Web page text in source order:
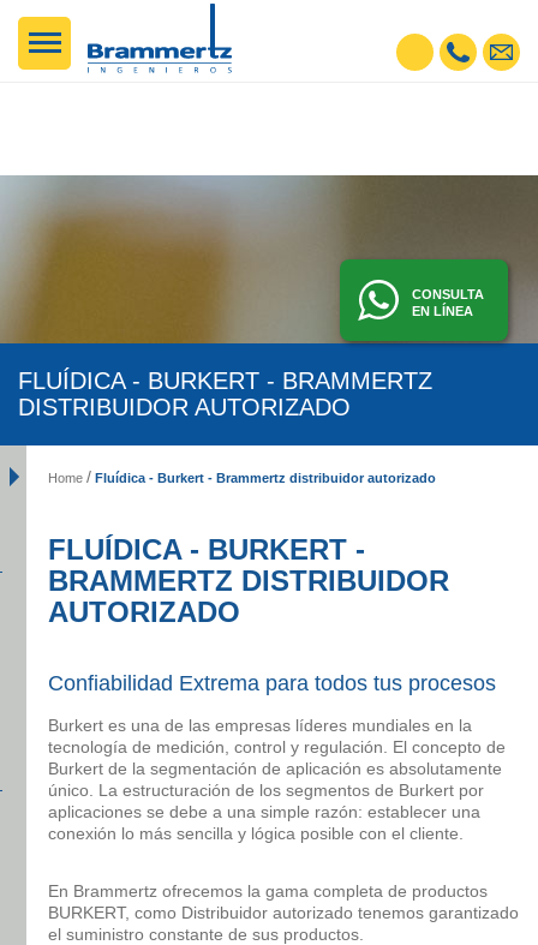
CONSULTA
EN LÍNEA
FLUÍDICA - BURKERT - BRAMMERTZ
DISTRIBUIDOR AUTORIZADO
Home Fluídica - Burkert - Brammertz distribuidor autorizado
FLUÍDICA - BURKERT -
BRAMMERTZ DISTRIBUIDOR
AUTORIZADO
Confiabilidad Extrema para todos tus procesos
Burkert es una de las empresas líderes mundiales en la
tecnología de medición, control y regulación. El concepto de
Burkert de la segmentación de aplicación es absolutamente
único. La estructuración de los segmentos de Burkert por
aplicaciones se debe a una simple razón: establecer una
conexión lo más sencilla y lógica posible con el cliente.
En Brammertz ofrecemos la gama completa de productos
BURKERT, como Distribuidor autorizado tenemos garantizado
el suministro constante de sus productos.